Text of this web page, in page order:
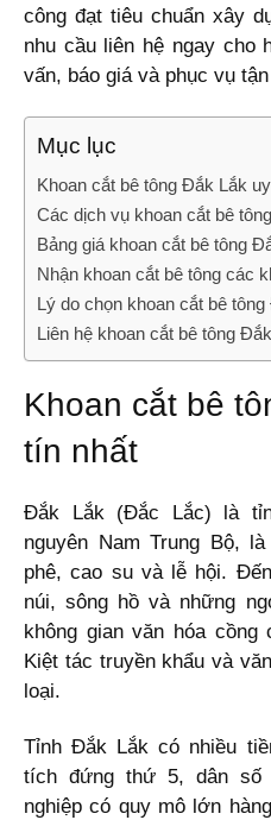
công đạt tiêu chuẩn xây
nhu cầu liên hệ ngay cho
vấn, báo giá và phục vụ
Mục lục
Khoan cắt bê tông Đắk Lắk
Các dịch vụ khoan cắt bê
Bảng giá khoan cắt bê tông
Nhận khoan cắt bê tông các
Lý do chọn khoan cắt bê
Liên hệ khoan cắt bê tông
Khoan cắt bê
tín nhất
Đắk Lắk (Đắc Lắc) là
nguyên Nam Trung Bộ,
phê, cao su và lễ hội.
núi, sông hồ và những
không gian văn hóa cồng
Kiệt tác truyền khẩu và
loại.
Tỉnh Đắk Lắk có nhiều
tích đứng thứ 5, dân số
nghiệp có quy mô lớn